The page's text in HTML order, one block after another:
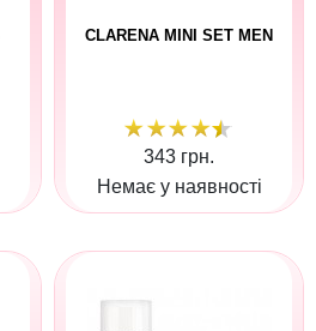
CLARENA MINI SET MEN
343 грн.
Немає у наявності